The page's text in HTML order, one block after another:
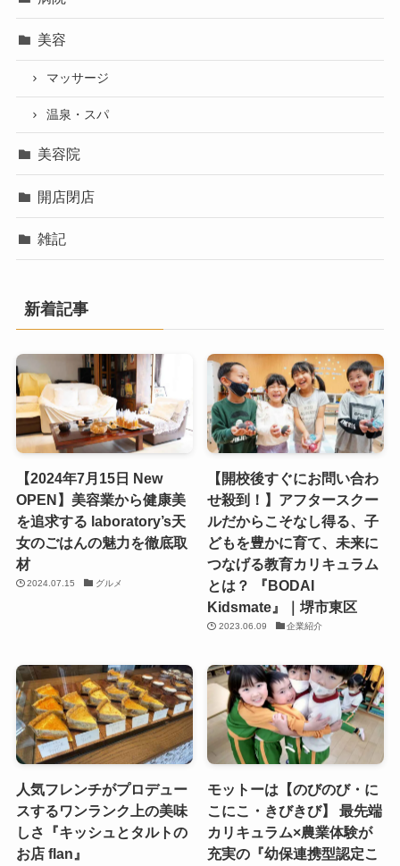
美容
マッサージ
温泉・スパ
美容院
開店閉店
雑記
新着記事
【2024年7月15日 New
OPEN】美容業から健康美
を追求する laboratory’s天
女のごはんの魅力を徹底取
材
2024.07.15 グルメ
【開校後すぐにお問い合わ
せ殺到！】アフタースクー
ルだからこそなし得る、子
どもを豊かに育て、未来に
つなげる教育カリキュラム
とは？ 『BODAI
Kidsmate』｜堺市東区
2023.06.09 企業紹介
人気フレンチがプロデュー
スするワンランク上の美味
しさ『キッシュとタルトの
お店 flan』
モットーは【のびのび・に
こにこ・きびきび】 最先端
カリキュラム×農業体験が
充実の『幼保連携型認定こ